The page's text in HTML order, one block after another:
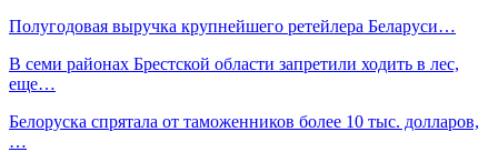
Полугодовая выручка крупнейшего ретейлера Беларуси…
В семи районах Брестской области запретили ходить в лес,
еще…
Белоруска спрятала от таможенников более 10 тыс. долларов,
…